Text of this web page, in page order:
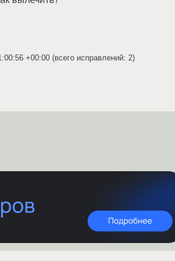
+00:00 (всего исправлений: 2)